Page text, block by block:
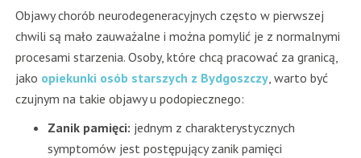
Objawy chorób neurodegeneracyjnych często w pierwszej
chwili są mało zauważalne i można pomylić je z normalnymi
procesami starzenia. Osoby, które chcą pracować za granicą,
jako opiekunki osób starszych z Bydgoszczy , warto być
czujnym na takie objawy u podopiecznego:
Zanik pamięci: jednym z charakterystycznych
symptomów jest postępujący zanik pamięci